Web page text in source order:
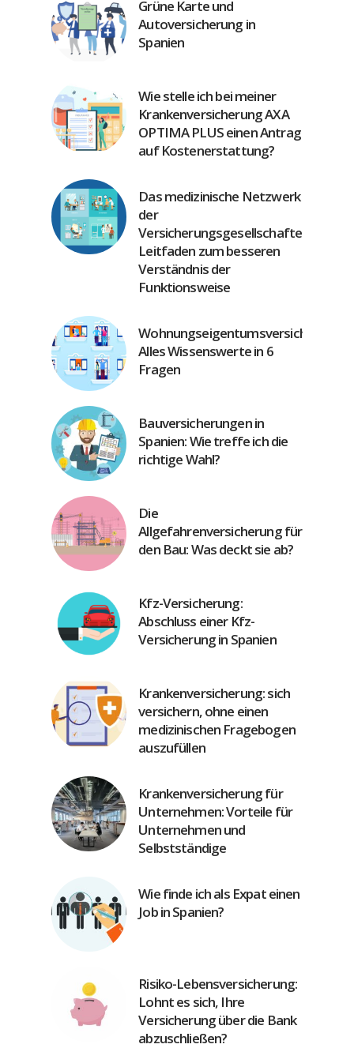
Grüne Karte und
Autoversicherung in
Spanien
Wie stelle ich bei meiner
Krankenversicherung AXA
OPTIMA PLUS einen Antrag
auf Kostenerstattung?
Das medizinische Netzwerk
der
Versicherungsgesellschaften:
Leitfaden zum besseren
Verständnis der
Funktionsweise
Wohnungseigentumsversicherung:
Alles Wissenswerte in 6
Fragen
Bauversicherungen in
Spanien: Wie treffe ich die
richtige Wahl?
Die
Allgefahrenversicherung für
den Bau: Was deckt sie ab?
Kfz-Versicherung:
Abschluss einer Kfz-
Versicherung in Spanien
Krankenversicherung: sich
versichern, ohne einen
medizinischen Fragebogen
auszufüllen
Krankenversicherung für
Unternehmen: Vorteile für
Unternehmen und
Selbstständige
Wie finde ich als Expat einen
Job in Spanien?
Risiko-Lebensversicherung:
Lohnt es sich, Ihre
Versicherung über die Bank
abzuschließen?